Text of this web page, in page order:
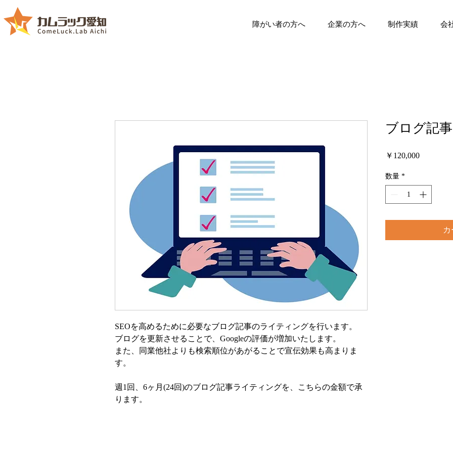
障がい者の方へ 企業の方へ 制作実績 会
SEOを高めるために必要なブログ記事のライティングを行います。
ブログを更新させることで、Googleの評価が増加いたします。
また、同業他社よりも検索順位があがることで宣伝効果も高まりま
す。
週1回、6ヶ月(24回)のブログ記事ライティングを、こちらの金額で承
ります。
ブログ記
￥120,000価
数量 *